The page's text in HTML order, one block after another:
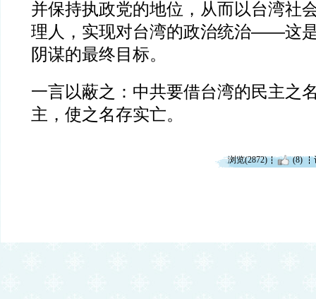
并保持执政党的地位，从而以台湾社
理人，实现对台湾的政治统治——这
阴谋的最终目标。
一言以蔽之：中共要借台湾的民主之
主，使之名存实亡。
浏览(2872) (8)